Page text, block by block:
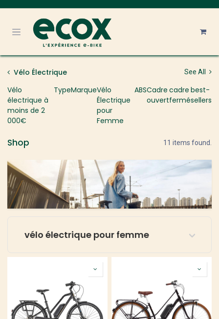
Vélo Électrique See All
Vélo
électrique à
moins de 2
000€
TypeMarqueVélo
Électrique
pour
Femme
ABSCadre
ouvert
cadre
fermé
best-
sellers
Shop 11 items found.
vélo électrique pour femme